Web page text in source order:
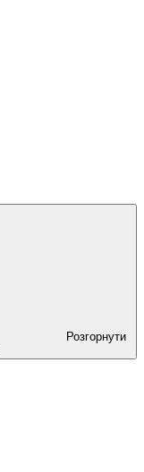
Розгорнути